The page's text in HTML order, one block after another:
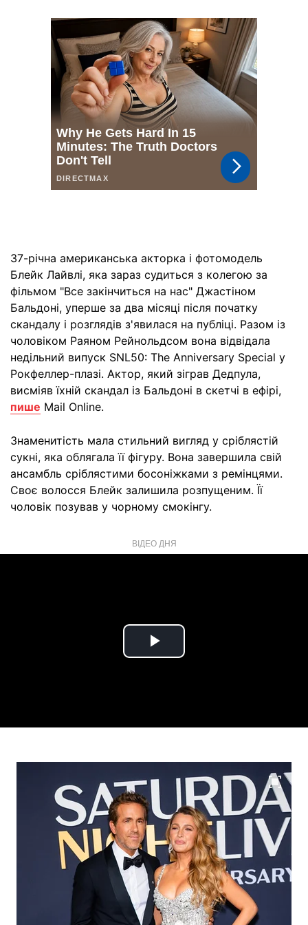
37-річна американська акторка і фотомодель
Блейк Лайвлі, яка зараз судиться з колегою за
фільмом "Все закінчиться на нас" Джастіном
Бальдоні, уперше за два місяці після початку
скандалу і розглядів з'явилася на публіці. Разом із
чоловіком Раяном Рейнольдсом вона відвідала
недільний випуск SNL50: The Anniversary Special у
Рокфеллер-плазі. Актор, який зіграв Дедпула,
висміяв їхній скандал із Бальдоні в скетчі в ефірі,
пише Mail Online.
Знаменитість мала стильний вигляд у сріблястій
сукні, яка облягала її фігуру. Вона завершила свій
ансамбль сріблястими босоніжками з ремінцями.
Своє волосся Блейк залишила розпущеним. Її
чоловік позував у чорному смокінгу.
ВІДЕО ДНЯ
Play